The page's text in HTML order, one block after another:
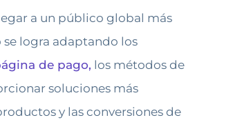
a un público global más
logra adaptando los
de pago, los métodos de
soluciones más
y las conversiones de